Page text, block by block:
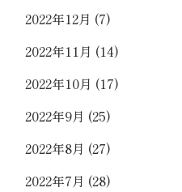
2022年12月 (7)
2022年11月 (14)
2022年10月 (17)
2022年9月 (25)
2022年8月 (27)
2022年7月 (28)